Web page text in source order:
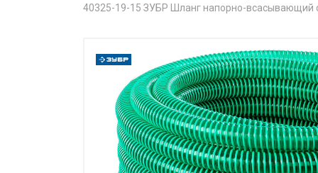
40325-19-15 ЗУБР Шланг напорно-всасывающий